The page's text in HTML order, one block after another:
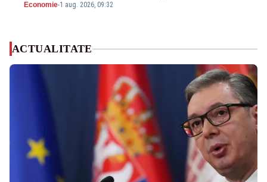
Economie-1 aug. 2026, 09:32
ACTUALITATE